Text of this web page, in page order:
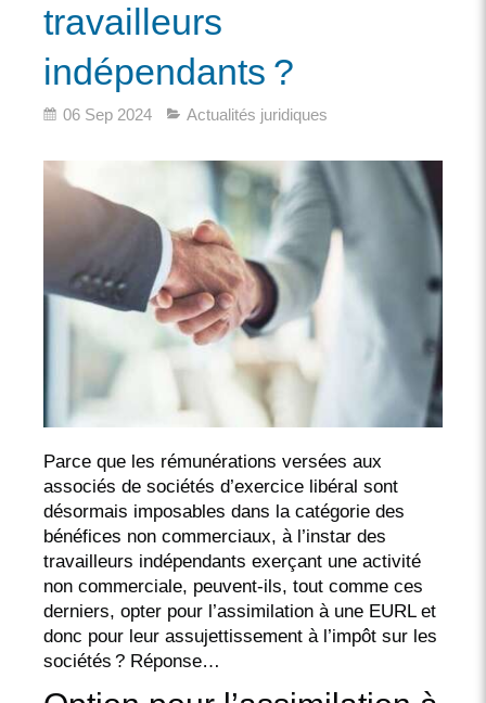
travailleurs
indépendants ?
06 Sep 2024 Actualités juridiques
Parce que les rémunérations versées aux
associés de sociétés d’exercice libéral sont
désormais imposables dans la catégorie des
bénéfices non commerciaux, à l’instar des
travailleurs indépendants exerçant une activité
non commerciale, peuvent-ils, tout comme ces
derniers, opter pour l’assimilation à une EURL et
donc pour leur assujettissement à l’impôt sur les
sociétés ? Réponse…